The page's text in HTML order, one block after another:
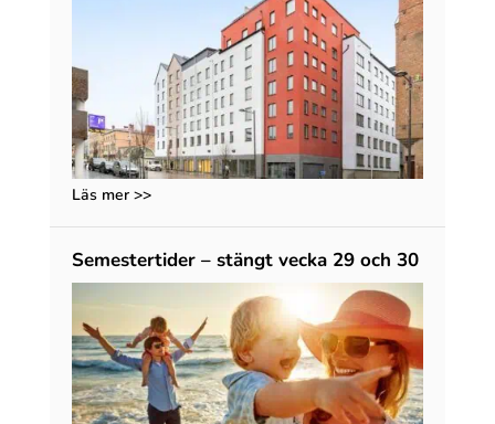
Läs mer >>
Semestertider – stängt vecka 29 och 30